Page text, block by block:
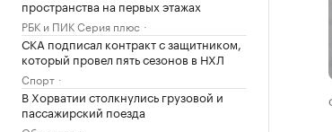
пространства на первых этажах
РБК и ПИК Серия плюс
СКА подписал контракт с защитником,
который провел пять сезонов в НХЛ
Спорт
В Хорватии столкнулись грузовой и
пассажирский поезда